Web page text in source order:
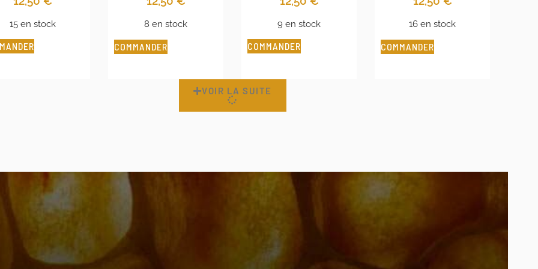
15 en stock 8 en stock
COMMANDER
9 en stock
COMMANDER
16 en stock
COMMANDER
VOIR LA SUITE